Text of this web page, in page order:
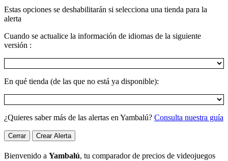
Estas opciones se deshabilitarán si selecciona una tienda para la
alerta
Cuando se actualice la información de idiomas de la siguiente
versión :
En qué tienda (de las que no está ya disponible):
¿Quieres saber más de las alertas en Yambalú? Consulta nuestra guía
Cerrar Crear Alerta
Bienvenido a Yambalú, tu comparador de precios de videojuegos